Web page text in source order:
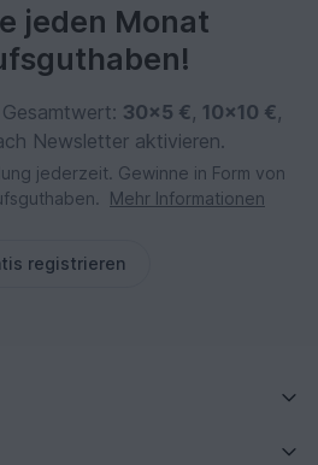
jeden Monat
30×5 €, 10×10 €,
Newsletter aktivieren.
jederzeit. Gewinne in Form von
Mehr Informationen
registrieren